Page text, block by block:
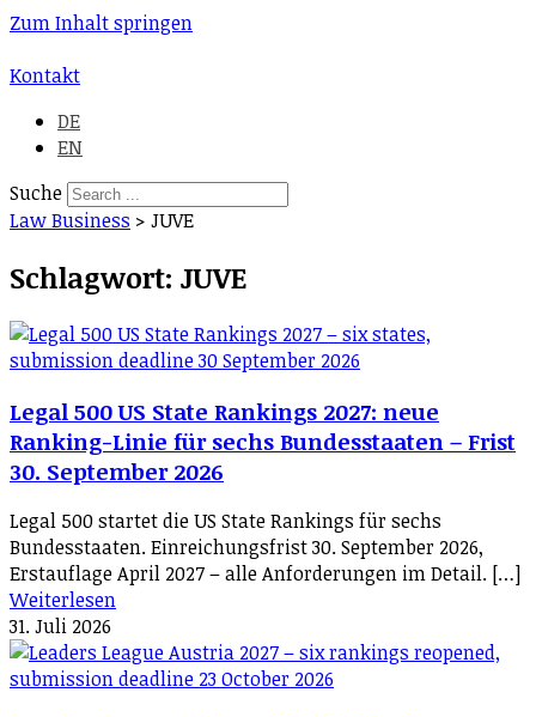
Zum Inhalt springen
Kontakt
DE
EN
Suche
Law Business > JUVE
Schlagwort: JUVE
Legal 500 US State Rankings 2027: neue
Ranking-Linie für sechs Bundesstaaten – Frist
30. September 2026
Legal 500 startet die US State Rankings für sechs
Bundesstaaten. Einreichungsfrist 30. September 2026,
Erstauflage April 2027 – alle Anforderungen im Detail. […]
Weiterlesen
31. Juli 2026